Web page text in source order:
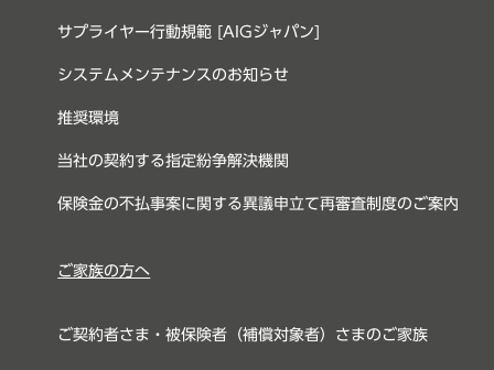
サプライヤー行動規範 [AIGジャパン]
システムメンテナンスのお知らせ
推奨環境
当社の契約する指定紛争解決機関
保険金の不払事案に関する異議申立て再審査制度のご案内
ご家族の方へ
ご契約者さま・被保険者（補償対象者）さまのご家族